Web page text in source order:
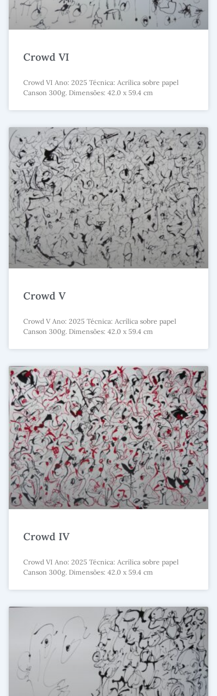
Crowd VI
Crowd VI Ano: 2025 Técnica: Acrílica sobre papel
Canson 300g. Dimensões: 42.0 x 59.4 cm
Crowd V
Crowd V Ano: 2025 Técnica: Acrílica sobre papel
Canson 300g. Dimensões: 42.0 x 59.4 cm
Crowd IV
Crowd VI Ano: 2025 Técnica: Acrílica sobre papel
Canson 300g. Dimensões: 42.0 x 59.4 cm